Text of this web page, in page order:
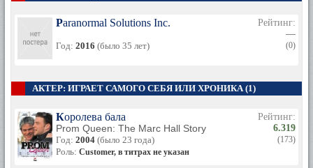
Paranormal Solutions Inc.
Год: 2016 (было 35 лет)
Рейтинг:
—
(0)
АКТЕР: ИГРАЕТ САМОГО СЕБЯ ИЛИ ХРОНИКА (1)
Королева бала
Prom Queen: The Marc Hall Story
Год: 2004 (было 23 года)
Роль: Customer, в титрах не указан
Рейтинг:
6.319
(173)